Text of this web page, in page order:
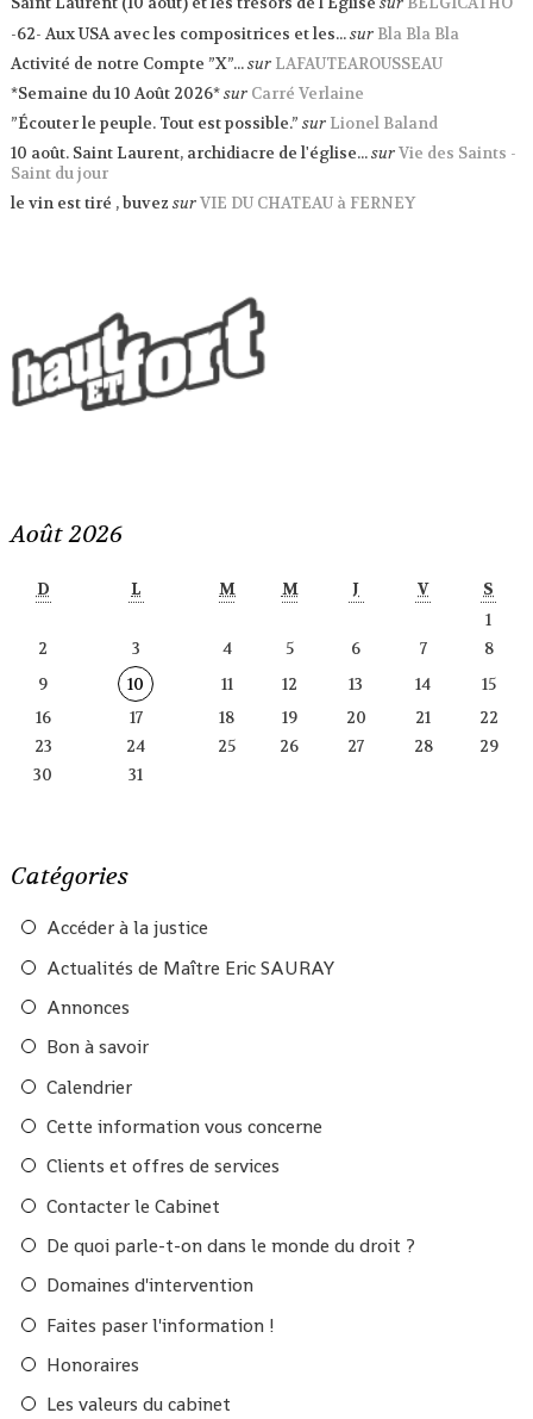
-62- Aux USA avec les compositrices et les...sur Bla Bla Bla
Activité de notre Compte ”X”...sur LAFAUTEAROUSSEAU
*Semaine du 10 Août 2026*sur Carré Verlaine
”Écouter le peuple. Tout est possible.” sur Lionel Baland
10 août. Saint Laurent, archidiacre de l'église...surVie des Saints -
Saint du jour
le vin est tiré , buvez surVIE DU CHATEAU à FERNEY
Août 2026
D L M M J V
S
1
2
3 4 5 6 7
8
9
10 11 12 13 14
15
16
17 18 19 20 21
22
23
24 25 26 27 28
29
30
31
Catégories
Accéder à la justice
Actualités de Maître Eric SAURAY
Annonces
Bon à savoir
Calendrier
Cette information vous concerne
Clients et offres de services
Contacter le Cabinet
De quoi parle-t-on dans le monde du droit ?
Domaines d'intervention
Faites paser l'information !
Honoraires
Les valeurs du cabinet